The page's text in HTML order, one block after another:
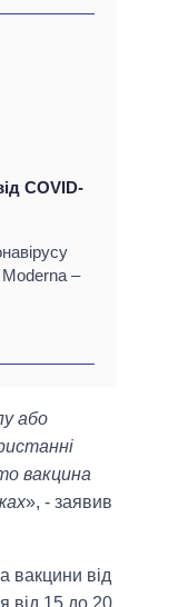
COVID-
–
або
вакцина
», - заявив
вакцини від